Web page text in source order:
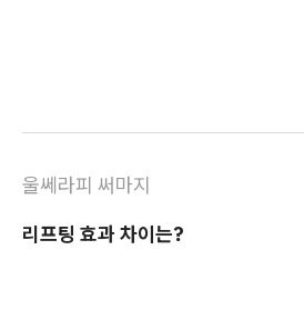
울쎄라피 써마지
리프팅 효과 차이는?